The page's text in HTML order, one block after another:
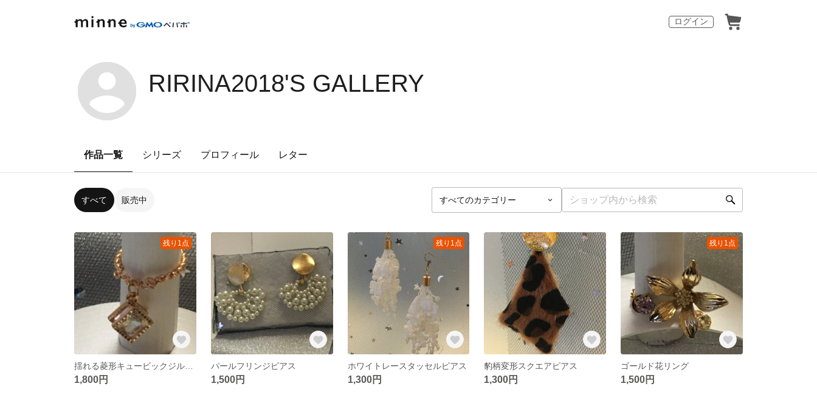
ログイン
RIRINA2018'S GALLERY
作品一覧 シリーズ プロフィール レター
すべて 販売中
残り1点
1,800円
パールフリンジピアス
1,500円
残り1点
ホワイトレースタッセルピアス
1,300円
豹柄変形スクエアピアス
1,300円
残り1点
ゴールド花リング
1,500円